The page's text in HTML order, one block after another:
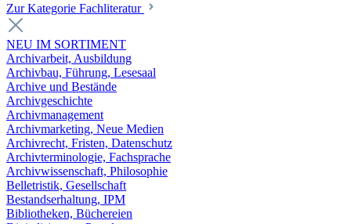
Zur Kategorie Fachliteratur
NEU IM SORTIMENT
Archivarbeit, Ausbildung
Archivbau, Führung, Lesesaal
Archive und Bestände
Archivgeschichte
Archivmanagement
Archivmarketing, Neue Medien
Archivrecht, Fristen, Datenschutz
Archivterminologie, Fachsprache
Archivwissenschaft, Philosophie
Belletristik, Gesellschaft
Bestandserhaltung, IPM
Bibliotheken, Büchereien